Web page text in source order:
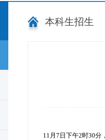
本科生招生
11月7日下午2时30分